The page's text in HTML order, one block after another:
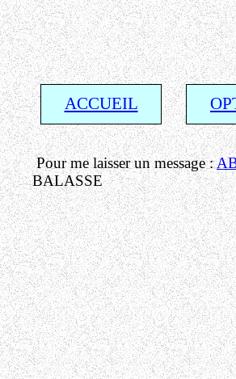
ACCUEIL
Pour me laisser un message :
BALASSE